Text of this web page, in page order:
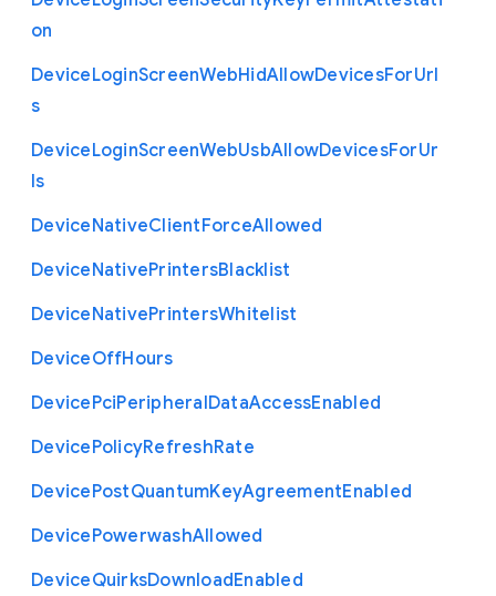
on
DeviceLoginScreenWebHidAllowDevicesForUrl
s
DeviceLoginScreenWebUsbAllowDevicesForUr
ls
DeviceNativeClientForceAllowed
DeviceNativePrintersBlacklist
DeviceNativePrintersWhitelist
DeviceOffHours
DevicePciPeripheralDataAccessEnabled
DevicePolicyRefreshRate
DevicePostQuantumKeyAgreementEnabled
DevicePowerwashAllowed
DeviceQuirksDownloadEnabled